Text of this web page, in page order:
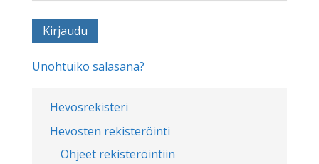
Hevosrekisteri
Hevosten rekisteröinti
Ohjeet rekisteröintiin
Unohtuiko salasana?